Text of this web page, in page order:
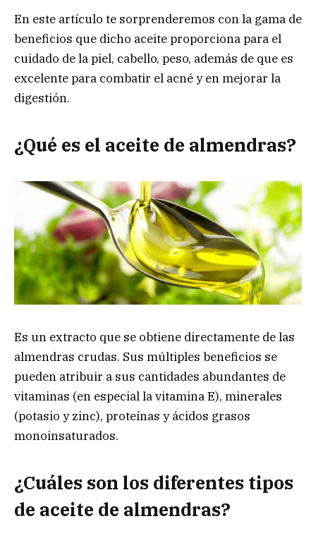
En este artículo te sorprenderemos con la gama de
beneficios que dicho aceite proporciona para el
cuidado de la piel, cabello, peso, además de que es
excelente para combatir el acné y en mejorar la
digestión.
¿Qué es el aceite de almendras?
Es un extracto que se obtiene directamente de las
almendras crudas. Sus múltiples beneficios se
pueden atribuir a sus cantidades abundantes de
vitaminas (en especial la vitamina E), minerales
(potasio y zinc), proteínas y ácidos grasos
monoinsaturados.
¿Cuáles son los diferentes tipos
de aceite de almendras?